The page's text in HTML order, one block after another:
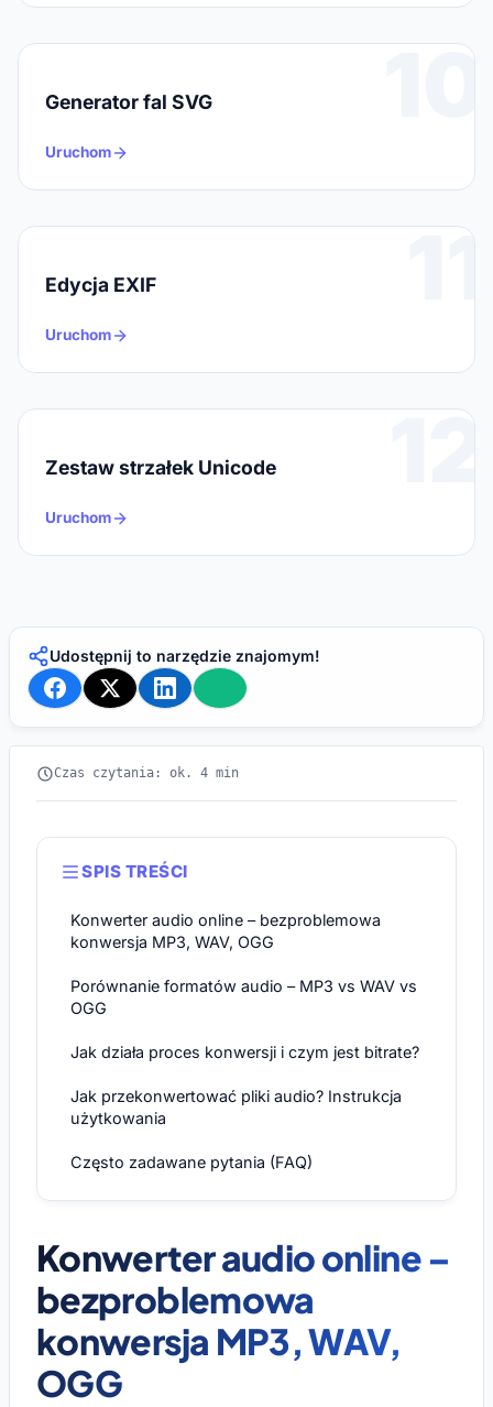
10
Generator fal SVG
Uruchom
11
Edycja EXIF
Uruchom
12
Zestaw strzałek Unicode
Uruchom
Udostępnij to narzędzie znajomym!
Czas czytania: ok. 4 min
SPIS TREŚCI
Konwerter audio online – bezproblemowa
konwersja MP3, WAV, OGG
Porównanie formatów audio – MP3 vs WAV vs
OGG
Jak działa proces konwersji i czym jest bitrate?
Jak przekonwertować pliki audio? Instrukcja
użytkowania
Często zadawane pytania (FAQ)
Konwerter audio online –
bezproblemowa
konwersja MP3, WAV,
OGG